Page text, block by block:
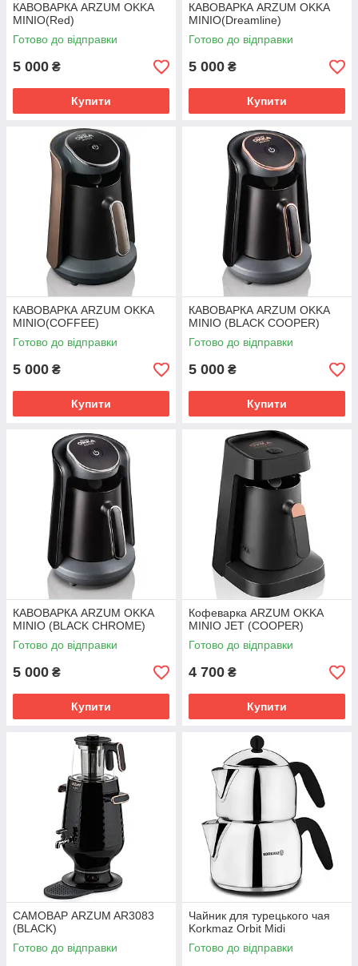
КАВОВАРКА ARZUM OKKA
MINIO(Red)
Готово до відправки
5 000 ₴
Купити
КАВОВАРКА ARZUM OKKA
MINIO(Dreamline)
Готово до відправки
5 000 ₴
Купити
КАВОВАРКА ARZUM OKKA
MINIO(COFFEE)
Готово до відправки
5 000 ₴
Купити
КАВОВАРКА ARZUM OKKA
MINIO (BLACK COOPER)
Готово до відправки
5 000 ₴
Купити
КАВОВАРКА ARZUM OKKA
MINIO (BLACK CHROME)
Готово до відправки
5 000 ₴
Купити
Кофеварка ARZUM OKKA
MINIO JET (COOPER)
Готово до відправки
4 700 ₴
Купити
САМОВАР ARZUM AR3083
(BLACK)
Готово до відправки
Чайник для турецького чая
Korkmaz Orbit Midi
Готово до відправки